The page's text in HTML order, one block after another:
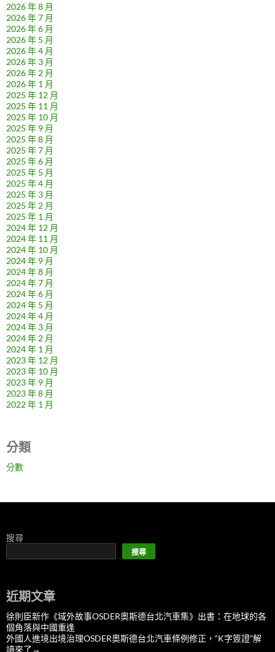
2026 年 8 月
2026 年 7 月
2026 年 6 月
2026 年 5 月
2026 年 4 月
2026 年 3 月
2026 年 2 月
2026 年 1 月
2025 年 12 月
2025 年 11 月
2025 年 10 月
2025 年 9 月
2025 年 8 月
2025 年 7 月
2025 年 6 月
2025 年 5 月
2025 年 4 月
2025 年 3 月
2025 年 2 月
2025 年 1 月
2024 年 12 月
2024 年 11 月
2024 年 10 月
2024 年 9 月
2024 年 8 月
2024 年 7 月
2024 年 6 月
2024 年 5 月
2024 年 4 月
2024 年 3 月
2024 年 2 月
2024 年 1 月
2023 年 12 月
2023 年 10 月
2023 年 9 月
2023 年 8 月
2022 年 1 月
分類
分數
搜尋
搜尋
近期文章
徐則臣新作《域外故事OSDER奧斯德台北汽車集》出書：在地球的各
個角落與中國重逢
外國人進境出境治理OSDER奧斯德台北汽車條例修正，“K字簽證”解
讀來了→